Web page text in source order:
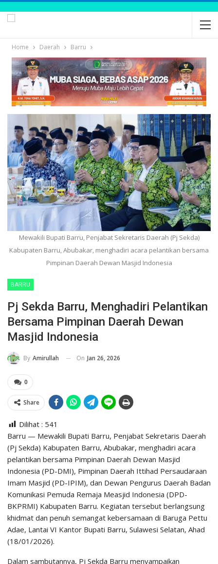
Home Daerah Barru
Mewakili Bupati Barru, Penjabat Sekretaris Daerah (Pj Sekda)
Kabupaten Barru, Abubakar, menghadiri acara pelantikan bersama
Pimpinan Daerah Dewan Masjid Indonesia
BARRU
Pj Sekda Barru, Menghadiri Pelantikan
Bersama Pimpinan Daerah Dewan
Masjid Indonesia
By Amirullah On Jan 26, 2026
0
Share
Dilihat : 541
Barru — Mewakili Bupati Barru, Penjabat Sekretaris Daerah
(Pj Sekda) Kabupaten Barru, Abubakar, menghadiri acara
pelantikan bersama Pimpinan Daerah Dewan Masjid
Indonesia (PD-DMI), Pimpinan Daerah Ittihad Persaudaraan
Imam Masjid (PD-IPIM), dan Dewan Pengurus Daerah Badan
Komunikasi Pemuda Remaja Measjid Indonesia (DPD-
BKPRMI) Kabupaten Barru. Kegiatan tersebut berlangsung
khidmat dan penuh semangat kebersamaan di Baruga Pettu
Adae, Lantai VI Kantor Bupati Barru, Sulawesi Selatan, Ahad
(18/01/2026).
Dalam sambutannya, Pj Sekda Barru menyampaikan